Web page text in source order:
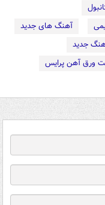
آهنگ های جدید
جدید
ورق آهن پرایس